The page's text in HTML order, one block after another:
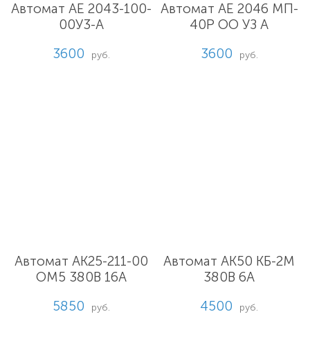
Автомат АЕ 2043-100-
00У3-А
3600
руб.
Автомат АЕ 2046 МП-
40Р ОО УЗ А
3600
руб.
Автомат АК25-211-00
ОМ5 380В 16А
5850
руб.
Автомат АК50 КБ-2М
380В 6А
4500
руб.